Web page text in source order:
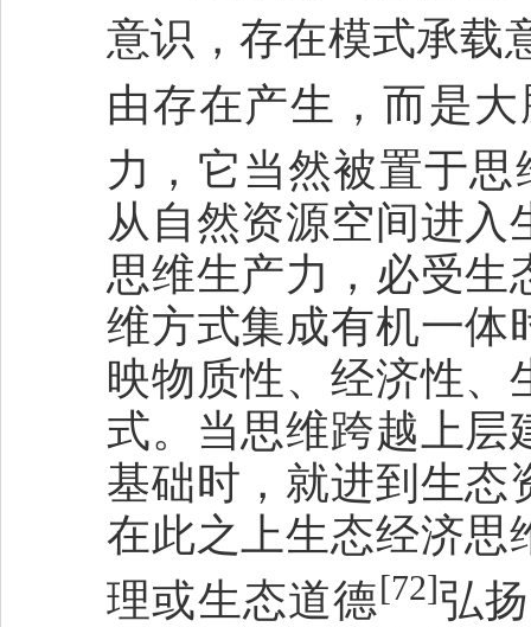
意识，存在模式承载
由存在产生，而是
力，它当然被置于思
从自然资源空间进
思维生产力，必受生
维方式集成有机一体
映物质性、经济性、
式。当思维跨越上层
基础时，就进到生态
在此之上生态经济思
理或生态道德[72]弘